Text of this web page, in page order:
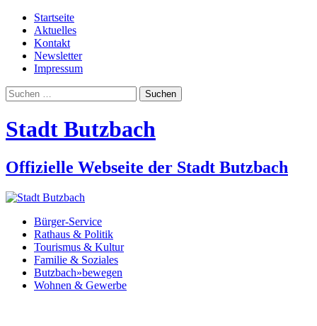
Startseite
Aktuelles
Kontakt
Newsletter
Impressum
Suchen
nach:
Stadt Butzbach
Offizielle Webseite der Stadt Butzbach
Bürger-Service
Rathaus & Politik
Tourismus & Kultur
Familie & Soziales
Butzbach»bewegen
Wohnen & Gewerbe